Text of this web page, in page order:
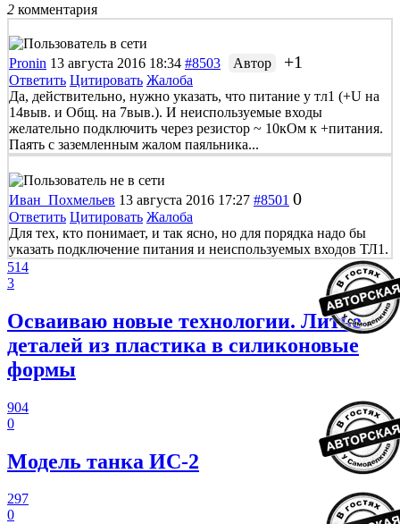
2 комментария
Pronin 13 августа 2016 18:34 #8503 Автор +1
Ответить Цитировать Жалоба
Да, действительно, нужно указать, что питание у тл1 (+U на
14выв. и Общ. на 7выв.). И неиспользуемые входы
желательно подключить через резистор ~ 10кОм к +питания.
Паять с заземленным жалом паяльника...
Иван_Похмельев 13 августа 2016 17:27 #8501 0
Ответить Цитировать Жалоба
Для тех, кто понимает, и так ясно, но для порядка надо бы
указать подключение питания и неиспользуемых входов ТЛ1.
514
3
Осваиваю новые технологии. Литье
деталей из пластика в силиконовые
формы
904
0
Модель танка ИС-2
297
0